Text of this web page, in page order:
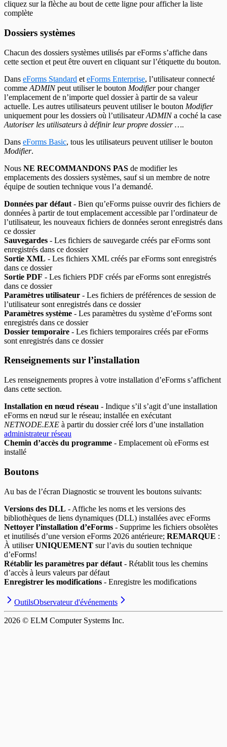
cliquez sur la flèche au bout de cette ligne pour afficher la liste
complète
Dossiers systèmes
Chacun des dossiers systèmes utilisés par eForms s’affiche dans
cette section et peut être ouvert en cliquant sur l’étiquette du bouton.
Dans eForms Standard et eForms Enterprise, l’utilisateur connecté
comme ADMINpeut utiliser le bouton Modifierpour changer
l’emplacement de n’importe quel dossier à partir de sa valeur
actuelle. Les autres utilisateurs peuvent utiliser le bouton Modifier
uniquement pour les dossiers où l’utilisateurADMINa coché la case
Autoriser les utilisateurs à définir leur propre dossier ….
Dans eForms Basic, tous les utilisateurs peuvent utiliser le bouton
Modifier.
Nous NE RECOMMANDONS PAS de modifier les
emplacements des dossiers systèmes, sauf si un membre de notre
équipe de soutien technique vous l’a demandé.
Données par défaut - Bien qu’eForms puisse ouvrir des fichiers de
données à partir de tout emplacement accessible par l’ordinateur de
l’utilisateur, les nouveaux fichiers de données seront enregistrés dans
ce dossier
Sauvegardes - Les fichiers de sauvegarde créés par eForms sont
enregistrés dans ce dossier
Sortie XML - Les fichiers XML créés par eForms sont enregistrés
dans ce dossier
Sortie PDF - Les fichiers PDF créés par eForms sont enregistrés
dans ce dossier
Paramètres utilisateur - Les fichiers de préférences de session de
l’utilisateur sont enregistrés dans ce dossier
Paramètres système - Les paramètres du système d’eForms sont
enregistrés dans ce dossier
Dossier temporaire - Les fichiers temporaires créés par eForms
sont enregistrés dans ce dossier
Renseignements sur l’installation
Les renseignements propres à votre installation d’eForms s’affichent
dans cette section.
Installation en nœud réseau - Indique s’il s’agit d’une installation
eForms en nœud sur le réseau; installée en exécutant
NETNODE.EXE à partir du dossier créé lors d’une installation
administrateur réseau
Chemin d’accès du programme - Emplacement où eForms est
installé
Boutons
Au bas de l’écran Diagnostic se trouvent les boutons suivants:
Versions des DLL - Affiche les noms et les versions des
bibliothèques de liens dynamiques (DLL) installées avec eForms
Nettoyer l’installation d’eForms - Supprime les fichiers obsolètes
et inutilisés d’une version eForms 2026 antérieure; REMARQUE :
À utiliserUNIQUEMENT sur l’avis du soutien technique
d’eForms!
Rétablir les paramètres par défaut - Rétablit tous les chemins
d’accès à leurs valeurs par défaut
Enregistrer les modifications - Enregistre les modifications
OutilsObservateur d'événements
2026 © ELM Computer Systems Inc.